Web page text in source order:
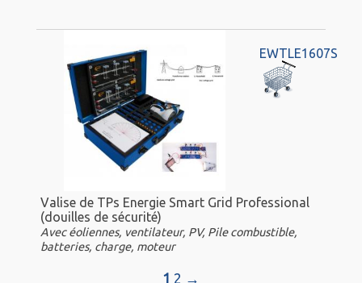
EWTLE1607S
Valise de TPs Energie Smart Grid Professional
(douilles de sécurité)
Avec éoliennes, ventilateur, PV, Pile combustible,
batteries, charge, moteur
1 2 →